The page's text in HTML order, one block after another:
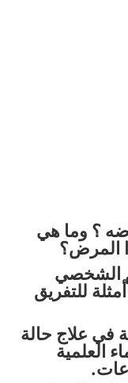
؟ وما هي
المرض؟
الشخصي
للتفريق
في علاج حالة
العلمية